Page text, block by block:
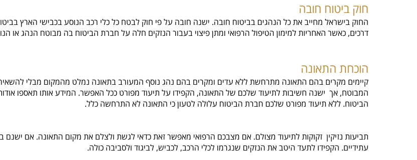
חוק ביטוח חובה
החוק בישראל מחייב את כל הנהגים בביטוח חובה. ישנה חובה על פי חוק לבטח כל כלי רכב הנוסע בכבישי הארץ
דרכים, כאשר האחריות למימון הטיפול הרפואי ומתן פיצוי בעבור הנזקים חלה על חברת הביטוח בה מבוטח הנהג או
הוכחת התאונה
קיימים מקרים בהם התאונה מתרחשת ללא עדים ומקרים בהם נהג נוסף המעורב בתאונה נמלט מהמקום מבלי
המבוטח, אך ישנה חשיבות לתיעוד שלכם של התאונה, הקפידו על תיעוד מפורט ככל האפשר. המידע אותו תאספו
הביטוח. ללא תיעוד מפורט שלכם חברת הביטוח עלולה לטעון כי התאונה לא התרחשה כלל.
תביעות נזיקין זקוקות לתיעוד מצולם. אם מצבכם הרפואי מאפשר זאת כדאי לגשת ולצלם את מקום התאונה. אם
עתידיים. הקפידו לתעד היטב את הנזקים שנגרמו לכלי הרכב, לכביש, לביגוד ולסביבה כולה.